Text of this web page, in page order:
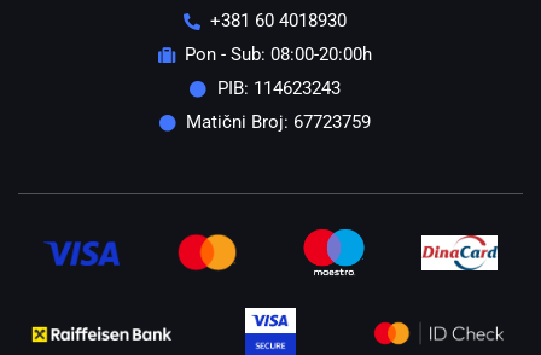
+381 60 4018930
Pon - Sub: 08:00-20:00h
PIB: 114623243
Matični Broj: 67723759